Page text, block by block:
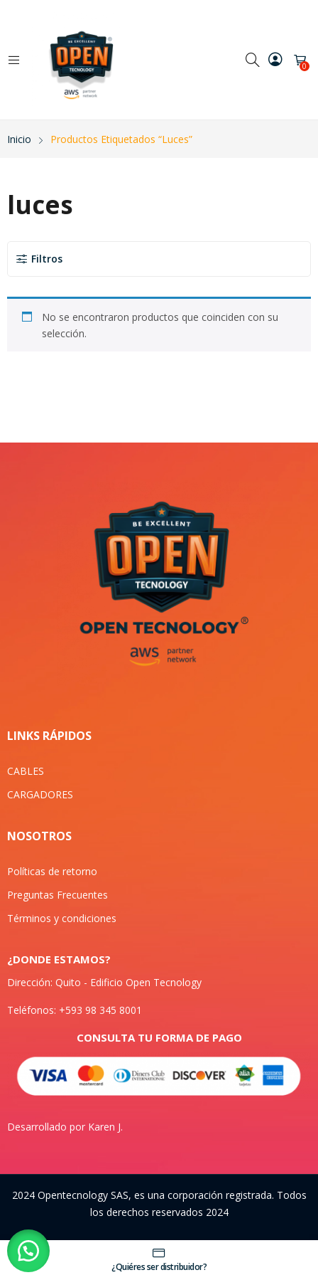
0
¿Quiéres ser distribuidor?
Inicio Productos Etiquetados “luces”
luces
Filtros
No se encontraron productos que coinciden con su
selección.
LINKS RÁPIDOS
CABLES
CARGADORES
NOSOTROS
Políticas de retorno
Preguntas Frecuentes
Términos y condiciones
¿DONDE ESTAMOS?
Dirección: Quito - Edificio Open Tecnology
Teléfonos: +593 98 345 8001
CONSULTA TU FORMA DE PAGO
Desarrollado por Karen J.
2024 Opentecnology SAS, es una corporación registrada. Todos
los derechos reservados 2024